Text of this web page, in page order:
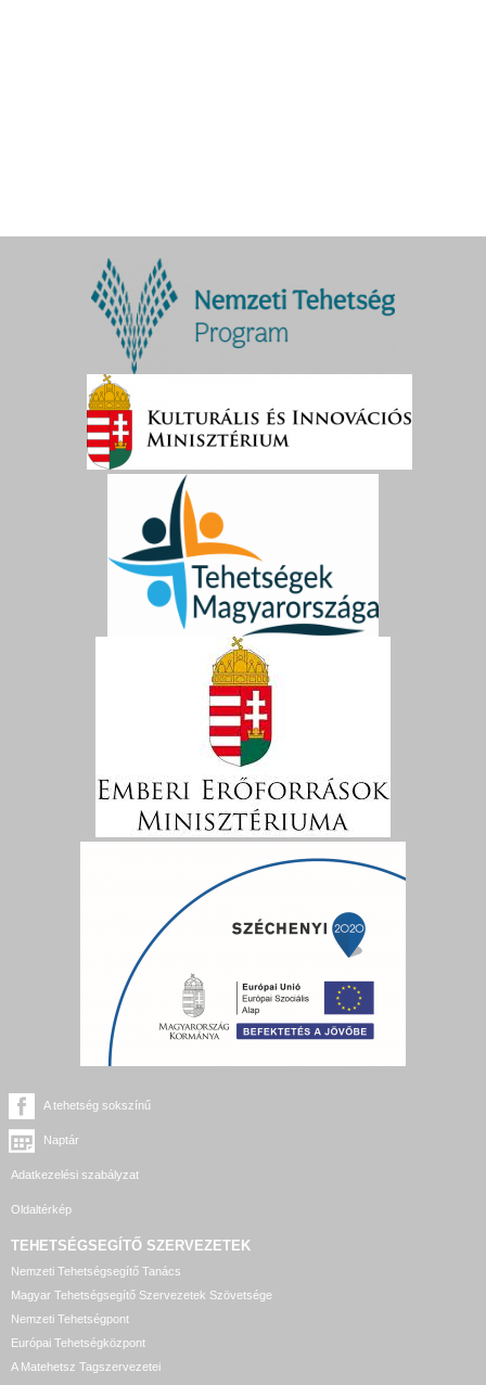
A tehetség sokszínű
Naptár
Adatkezelési szabályzat
Oldaltérkép
TEHETSÉGSEGÍTŐ SZERVEZETEK
Nemzeti Tehetségsegítő Tanács
Magyar Tehetségsegítő Szervezetek Szövetsége
Nemzeti Tehetségpont
Európai Tehetségközpont
A Matehetsz Tagszervezetei